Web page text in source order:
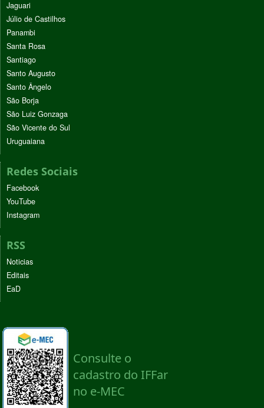
Jaguari
Júlio de Castilhos
Panambi
Santa Rosa
Santiago
Santo Augusto
Santo Ângelo
São Borja
São Luiz Gonzaga
São Vicente do Sul
Uruguaiana
Redes Sociais
Facebook
YouTube
Instagram
RSS
Noticias
Editais
EaD